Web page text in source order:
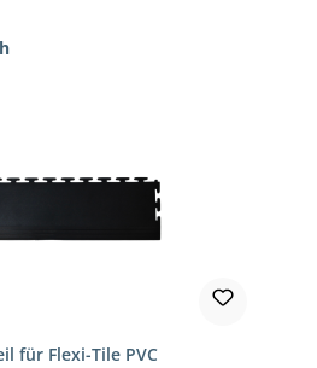
für Flexi-Tile PVC